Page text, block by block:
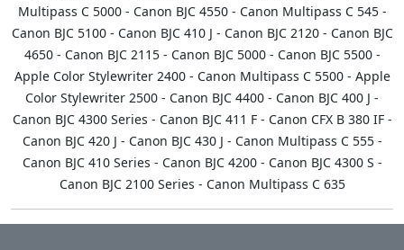
Multipass C 5000 - Canon BJC 4550 - Canon Multipass C 545 -
Canon BJC 5100 - Canon BJC 410 J - Canon BJC 2120 - Canon BJC
4650 - Canon BJC 2115 - Canon BJC 5000 - Canon BJC 5500 -
Apple Color Stylewriter 2400 - Canon Multipass C 5500 - Apple
Color Stylewriter 2500 - Canon BJC 4400 - Canon BJC 400 J -
Canon BJC 4300 Series - Canon BJC 411 F - Canon CFX B 380 IF -
Canon BJC 420 J - Canon BJC 430 J - Canon Multipass C 555 -
Canon BJC 410 Series - Canon BJC 4200 - Canon BJC 4300 S -
Canon BJC 2100 Series - Canon Multipass C 635